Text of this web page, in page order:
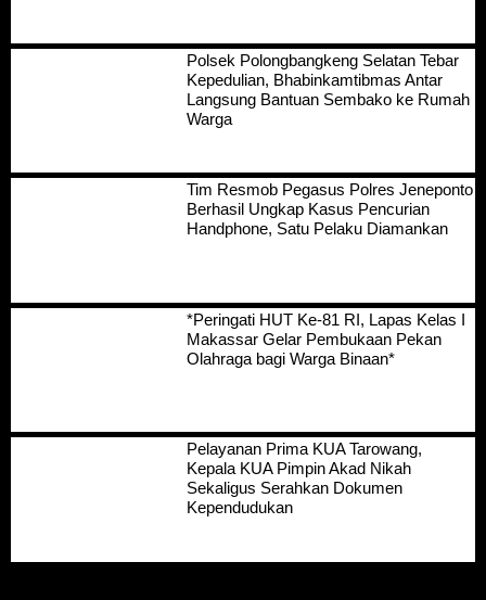
Polsek Polongbangkeng Selatan Tebar
Kepedulian, Bhabinkamtibmas Antar
Langsung Bantuan Sembako ke Rumah
Warga
Tim Resmob Pegasus Polres Jeneponto
Berhasil Ungkap Kasus Pencurian
Handphone, Satu Pelaku Diamankan
*Peringati HUT Ke-81 RI, Lapas Kelas I
Makassar Gelar Pembukaan Pekan
Olahraga bagi Warga Binaan*
Pelayanan Prima KUA Tarowang,
Kepala KUA Pimpin Akad Nikah
Sekaligus Serahkan Dokumen
Kependudukan